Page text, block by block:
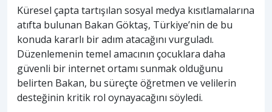
Küresel çapta tartışılan sosyal medya kısıtlamalarına
atıfta bulunan Bakan Göktaş, Türkiye’nin de bu
konuda kararlı bir adım atacağını vurguladı.
Düzenlemenin temel amacının çocuklara daha
güvenli bir internet ortamı sunmak olduğunu
belirten Bakan, bu süreçte öğretmen ve velilerin
desteğinin kritik rol oynayacağını söyledi.